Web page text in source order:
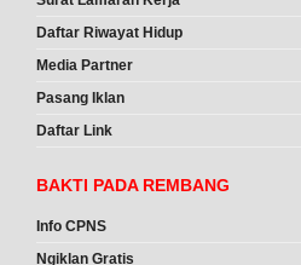
Daftar Riwayat Hidup
Media Partner
Pasang Iklan
Daftar Link
BAKTI PADA REMBANG
Info CPNS
Ngiklan Gratis